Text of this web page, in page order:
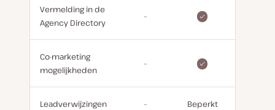
Vermelding in de
Agency Directory
–
Co-marketing
mogelijkheden
–
Leadverwijzingen – Beperkt